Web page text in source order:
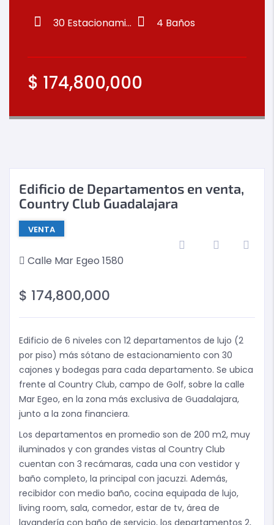
30 Estacionamientos 4 Baños
$ 174,800,000
Edificio de Departamentos en venta,
Country Club Guadalajara
VENTA
Calle Mar Egeo 1580
$ 174,800,000
Edificio de 6 niveles con 12 departamentos de lujo (2
por piso) más sótano de estacionamiento con 30
cajones y bodegas para cada departamento. Se ubica
frente al Country Club, campo de Golf, sobre la calle
Mar Egeo, en la zona más exclusiva de Guadalajara,
junto a la zona financiera.
Los departamentos en promedio son de 200 m2, muy
iluminados y con grandes vistas al Country Club
cuentan con 3 recámaras, cada una con vestidor y
baño completo, la principal con jacuzzi. Además,
recibidor con medio baño, cocina equipada de lujo,
living room, sala, comedor, estar de tv, área de